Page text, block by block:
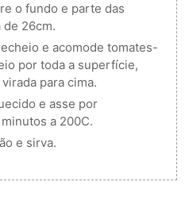
o fundo e parte das
de 26cm.
e acomode tomates-
por toda a superfície,
para cima.
e asse por
a 200C.
e sirva.